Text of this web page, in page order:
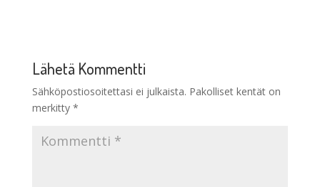
Lähetä Kommentti
Sähköpostiosoitettasi ei julkaista. Pakolliset kentät on
merkitty *